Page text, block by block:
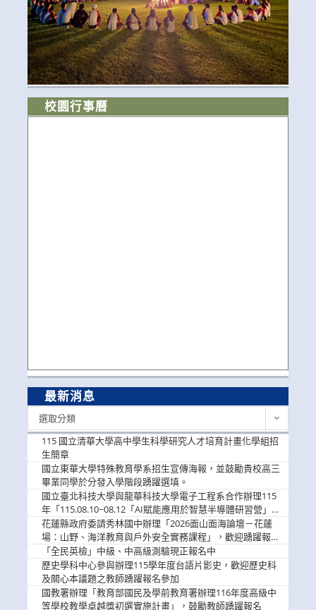
校園行事曆
最新消息
選取分類
115 國立清華大學高中學生科學研究人才培育計畫化學組招
生簡章
國立東華大學特殊教育學系招生宣傳海報，並鼓勵貴校高三
畢業同學於分發入學階段踴躍選填。
國立臺北科技大學與龍華科技大學電子工程系合作辦理115
年「115.08.10~08.12「AI賦能應用於智慧半導體研習營」，
歡迎學生踴躍報名參加
花蓮縣政府委請秀林國中辦理「2026面山面海論壇－花蓮
場：山野、海洋教育與戶外安全實務課程」，歡迎踴躍報名
參加
「全民英檢」中級、中高級測驗現正報名中
歷史學科中心參與辦理115學年度台語片影史，歡迎歷史科
及關心本議題之教師踴躍報名參加
國教署辦理「教育部國民及學前教育署辦理116年度高級中
等學校教學卓越獎初選實施計畫」，鼓勵教師踴躍報名